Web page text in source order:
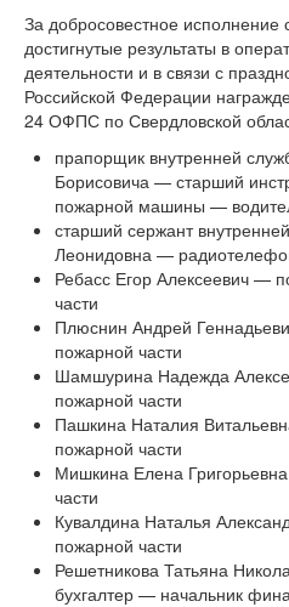
За добросовестное исполнение
достигнутые результаты в
деятельности и в связи с
Российской Федерации
24 ОФПС по Свердловской
прапорщик внутренней
Борисовича — старший
пожарной машины —
старший сержант
Леонидовна —
Ребасс Егор Алексеевич —
части
Плюснин Андрей
пожарной части
Шамшурина Надежда
пожарной части
Пашкина Наталия
пожарной части
Мишкина Елена
части
Кувалдина Наталья
пожарной части
Решетникова Татьяна
бухгалтер — начальник